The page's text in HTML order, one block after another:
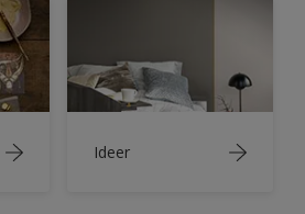
Ideer